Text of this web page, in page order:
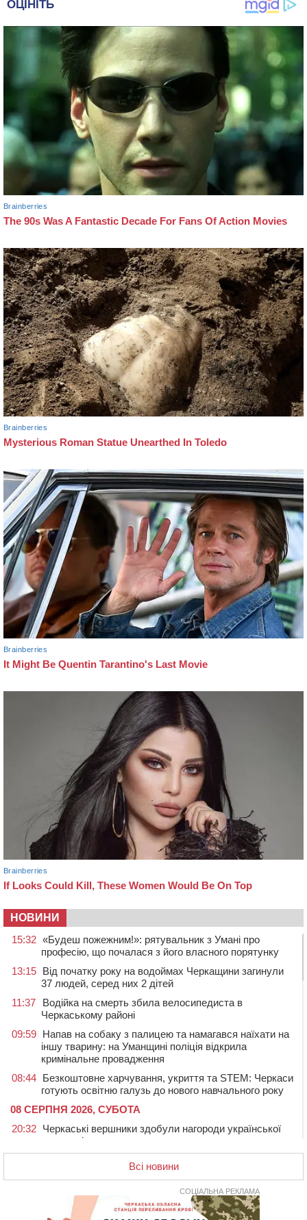
НОВИНИ
15:32 «Будеш пожежним!»: рятувальник з Умані про
професію, що почалася з його власного порятунку
13:15
Від початку року на водоймах Черкащини загинули
37 людей, серед них 2 дітей
11:37
Водійка на смерть збила велосипедиста в
Черкаському районі
09:59
Напав на собаку з палицею та намагався наїхати на
іншу тварину: на Уманщині поліція відкрила
кримінальне провадження
08:44
Безкоштовне харчування, укриття та STEM: Черкаси
готують освітню галузь до нового навчального року
08 СЕРПНЯ 2026, СУБОТА
20:32 Черкаські вершники здобули нагороди української
першості
На Уманщині експосадовицю відділу освіти
судитимуть через завдані бюджету збитки
У Єрках прощатимуться з полеглим на Курщині
стрільцем ДШВ
Всі новини
СОЦІАЛЬНА РЕКЛАМА